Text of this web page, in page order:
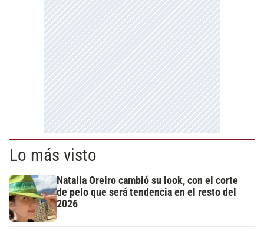
Lo más visto
Natalia Oreiro cambió su look, con el corte
de pelo que será tendencia en el resto del
2026